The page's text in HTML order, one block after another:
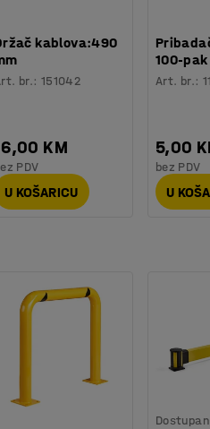
kablova:490
br.: 151042
KM
PDV
U KOŠARICU
100-pak
Art. br.:
5,00
bez PDV
U